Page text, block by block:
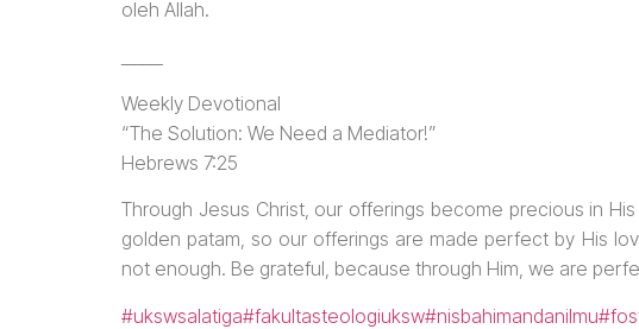
oleh Allah.
Weekly Devotional
“The Solution: We Need a Mediator!”
Hebrews 7:25
Through Jesus Christ, our offerings become precious in
golden patam, so our offerings are made perfect by His
not enough. Be grateful, because through Him, we are
#ukswsalatiga#fakultasteologiuksw#nisbahimandanilmu